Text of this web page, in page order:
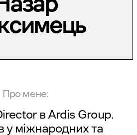
Про мене:
в Ardis Group.
у міжнародних та